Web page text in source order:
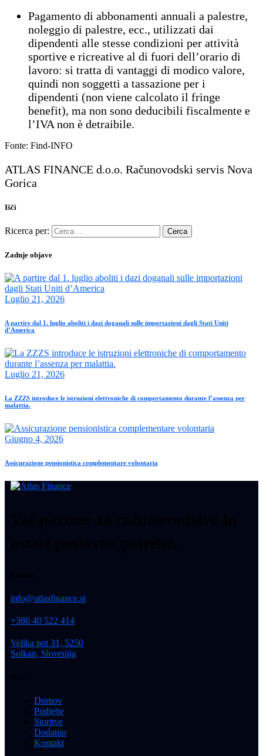
Pagamento di abbonamenti annuali a palestre,
noleggio di palestre, ecc., utilizzati dai
dipendenti alle stesse condizioni per attività
sportive e ricreative al di fuori dell’orario di
lavoro: si tratta di vantaggi di modico valore,
quindi non soggetti a tassazione per i
dipendenti (non viene calcolato il fringe
benefit), ma non sono deducibili fiscalmente e
l’IVA non è detraibile.
Fonte: Find-INFO
ATLAS FINANCE d.o.o. Računovodski servis Nova
Gorica
Išči
Ricerca per:
Zadnje objave
Luglio 21, 2026
A partire dal 1. luglio aboliti i dazi doganali sulle importazioni dagli Stati Uniti
d’America
Luglio 21, 2026
La ZZZS introduce le istruzioni elettroniche di comportamento durante l’assenza per
malattia.
Giugno 4, 2026
Assicurazione pensionistica complementare volontaria
info@atlasfinance.si
+386 40 522 414
Velika pot 31, 5250
Solkan, Slovenija
Domov
Podjetje
Storitve
Dodatno
Kontakt